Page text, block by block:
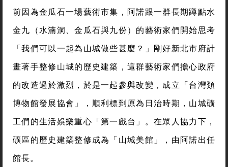
前因為金瓜石一場藝術市集，阿諾跟一群長期蹲點水
金九（水湳洞、金瓜石與九份）的藝術家們開始思考
「我們可以一起為山城做些甚麼？」剛好新北市府計
畫著手整修山城的歷史建築，這群藝術家們擔心政府
的改造過於激烈，於是一起參與改變，成立「台灣類
博物館發展協會」，順利標到原為日治時期，山城礦
工們的生活娛樂重心「第一戲台」。在眾人協力下，
礦區的歷史建築整修成為「山城美館」，由阿諾出任
館長。